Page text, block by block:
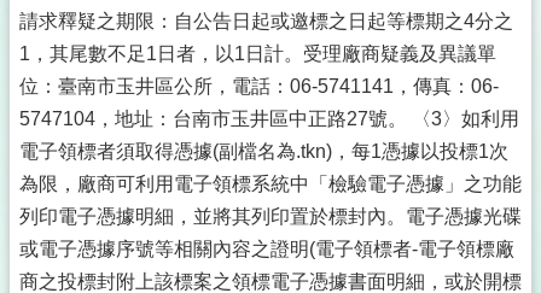
請求釋疑之期限：自公告日起或邀標之日起等標期之4分之
1，其尾數不足1日者，以1日計。受理廠商疑義及異議單
位：臺南市玉井區公所，電話：06-5741141，傳真：06-
5747104，地址：台南市玉井區中正路27號。 〈3〉如利用
電子領標者須取得憑據(副檔名為.tkn)，每1憑據以投標1次
為限，廠商可利用電子領標系統中「檢驗電子憑據」之功能
列印電子憑據明細，並將其列印置於標封內。電子憑據光碟
或電子憑據序號等相關內容之證明(電子領標者-電子領標廠
商之投標封附上該標案之領標電子憑據書面明細，或於開標